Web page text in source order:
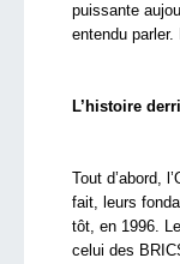
puissante
entendu parler.
L’histoire
Tout d’abord,
fait, leurs
tôt, en 1996.
celui des